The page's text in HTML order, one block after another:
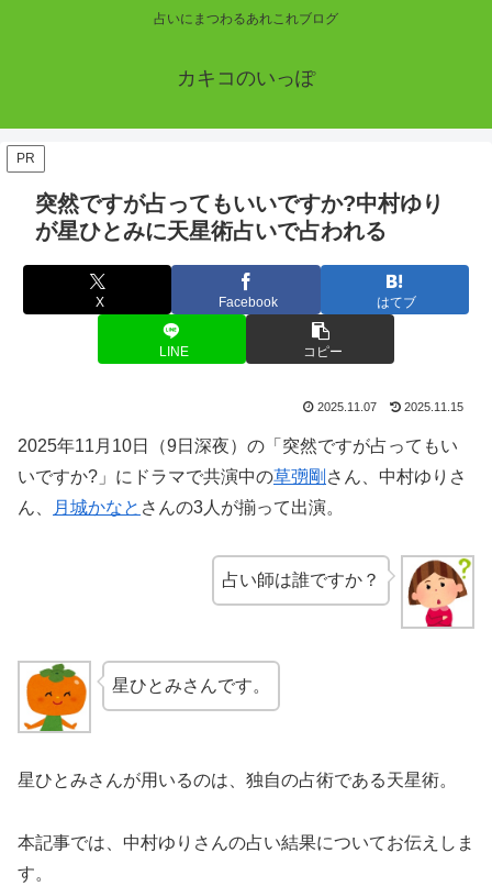
占いにまつわるあれこれブログ
カキコのいっぽ
PR
突然ですが占ってもいいですか?中村ゆり
が星ひとみに天星術占いで占われる
X Facebook はてブ
LINE コピー
2025.11.07 2025.11.15
2025年11月10日（9日深夜）の「突然ですが占ってもい
いですか?」にドラマで共演中の草彅剛 さん、中村ゆりさ
ん、
月城かなと さんの3人が揃って出演。
占い師は誰ですか？
星ひとみさんです。
星ひとみさんが用いるのは、独自の占術である天星術。
本記事では、中村ゆりさんの占い結果についてお伝えしま
す。